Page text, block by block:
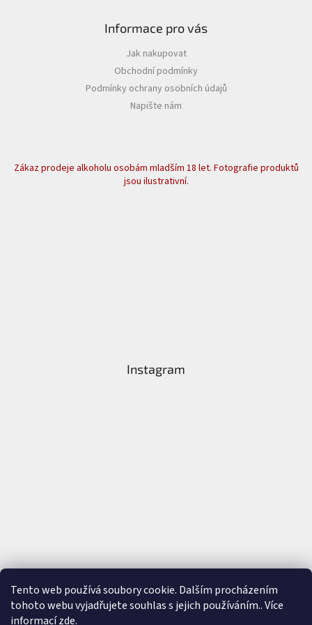
Tento web používá soubory cookie. Dalším procházením
tohoto webu vyjadřujete souhlas s jejich používáním.. Více
informacízde.
Informace pro vás
Jak nakupovat
Obchodní podmínky
Podmínky ochrany osobních údajů
Napište nám
Zákaz prodeje alkoholu osobám mladším 18 let. Fotografie produktů
jsou ilustrativní.
Instagram